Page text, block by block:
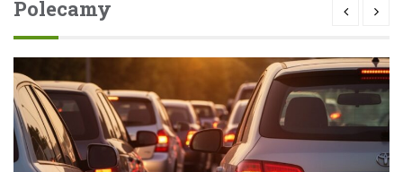
Polecamy